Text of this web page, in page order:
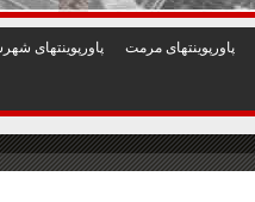
پاورپوينتهای مرمت پاورپوينتهای